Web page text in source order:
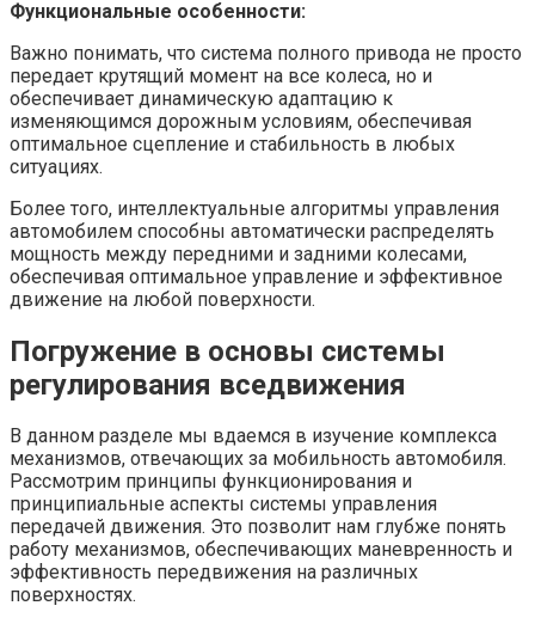
Функциональные особенности:
Важно понимать, что система полного привода не просто
передает крутящий момент на все колеса, но и
обеспечивает динамическую адаптацию к
изменяющимся дорожным условиям, обеспечивая
оптимальное сцепление и стабильность в любых
ситуациях.
Более того, интеллектуальные алгоритмы управления
автомобилем способны автоматически распределять
мощность между передними и задними колесами,
обеспечивая оптимальное управление и эффективное
движение на любой поверхности.
Погружение в основы системы
регулирования вседвижения
В данном разделе мы вдаемся в изучение комплекса
механизмов, отвечающих за мобильность автомобиля.
Рассмотрим принципы функционирования и
принципиальные аспекты системы управления
передачей движения. Это позволит нам глубже понять
работу механизмов, обеспечивающих маневренность и
эффективность передвижения на различных
поверхностях.